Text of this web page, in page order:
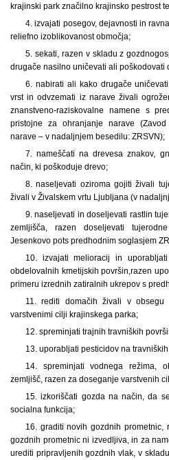
krajinski park značilno krajinsko pestrost
4. izvajati posegov, dejavnosti in
reliefno izoblikovanost območja;
5. sekati, razen v skladu z
drugače nasilno uničevati ali poškodovati
6. nabirati ali kako drugače
vrst in odvzemati iz narave živali
znanstveno-raziskovalne namene s
pristojne za ohranjanje narave
narave – v nadaljnjem besedilu: ZRSVN);
7. nameščati na drevesa znakov,
način, ki poškoduje drevo;
8. naseljevati oziroma gojiti živali
živali v Živalskem vrtu Ljubljana (v
9. naseljevati in doseljevati rastlin
zemljišča, razen doseljevati
Jesenkovo pots predhodnim soglasjem
10. izvajati melioracij in
obdelovalnih kmetijskih površin,razen
primeru izrednih zatiralnih ukrepov s
11. rediti domačih živali v
varstvenimi cilji krajinskega parka;
12. spreminjati trajnih travniških
13. uporabljati pesticidov na
14. spreminjati vodnega režima,
zemljišč, razen za doseganje varstvenih
15. izkoriščati gozda na način, da
socialna funkcija;
16. graditi novih gozdnih prometnic,
gozdnih prometnic ni izvedljiva, in za
urediti pripravljenih gozdnih vlak, v